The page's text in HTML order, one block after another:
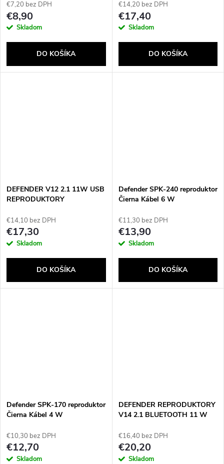
€7,20 bez DPH
€8,90
Skladom
DO KOŠÍKA
€14,20 bez DPH
€17,40
Skladom
DO KOŠÍKA
DEFENDER V12 2.1 11W USB
REPRODUKTORY
€14,10 bez DPH
€17,30
Skladom
DO KOŠÍKA
Defender SPK-240 reproduktor
Čierna Kábel 6 W
€11,30 bez DPH
€13,90
Skladom
DO KOŠÍKA
Defender SPK-170 reproduktor
Čierna Kábel 4 W
€10,30 bez DPH
€12,70
Skladom
DEFENDER REPRODUKTORY
V14 2.1 BLUETOOTH 11 W
€16,40 bez DPH
€20,20
Skladom